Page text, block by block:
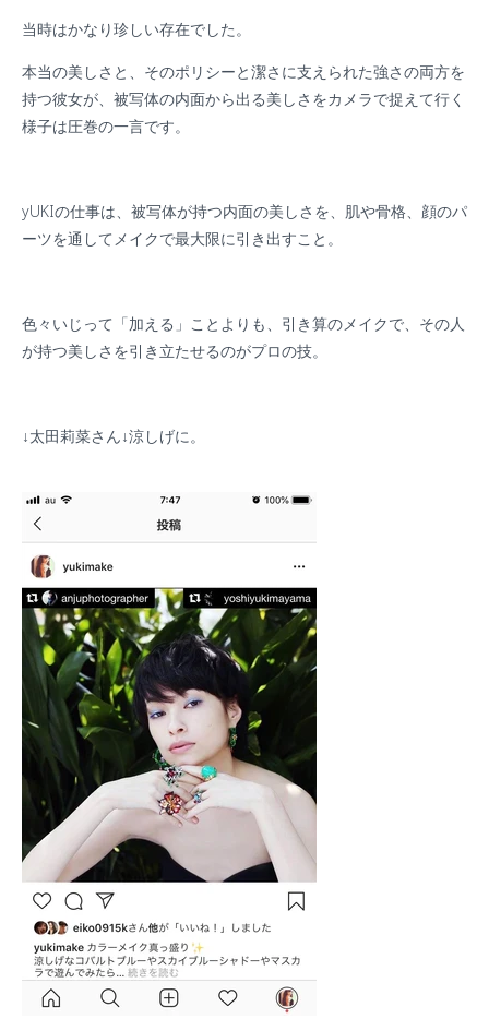
当時はかなり珍しい存在でした。
本当の美しさと、そのポリシーと潔さに支えられた強さの両方を
持つ彼女が、被写体の内面から出る美しさをカメラで捉えて行く
様子は圧巻の一言です。
yUKIの仕事は、被写体が持つ内面の美しさを、肌や骨格、顔のパ
ーツを通してメイクで最大限に引き出すこと。
色々いじって「加える」ことよりも、引き算のメイクで、その人
が持つ美しさを引き立たせるのがプロの技。
↓太田莉菜さん↓涼しげに。